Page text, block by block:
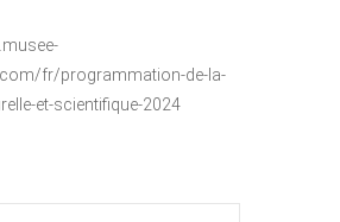
fr/programmation-de-la-
et-scientifique-2024